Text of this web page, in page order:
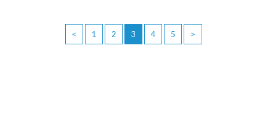
< 1 2 3 4 5 >